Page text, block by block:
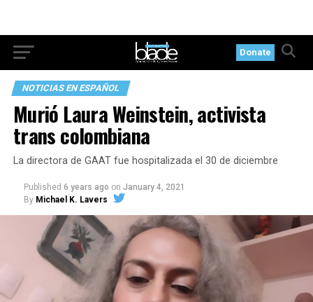
Donate
NOTICIAS EN ESPAÑOL
Murió Laura Weinstein, activista
trans colombiana
La directora de GAAT fue hospitalizada el 30 de diciembre
Published 6 years ago on January 4, 2021
By Michael K. Lavers